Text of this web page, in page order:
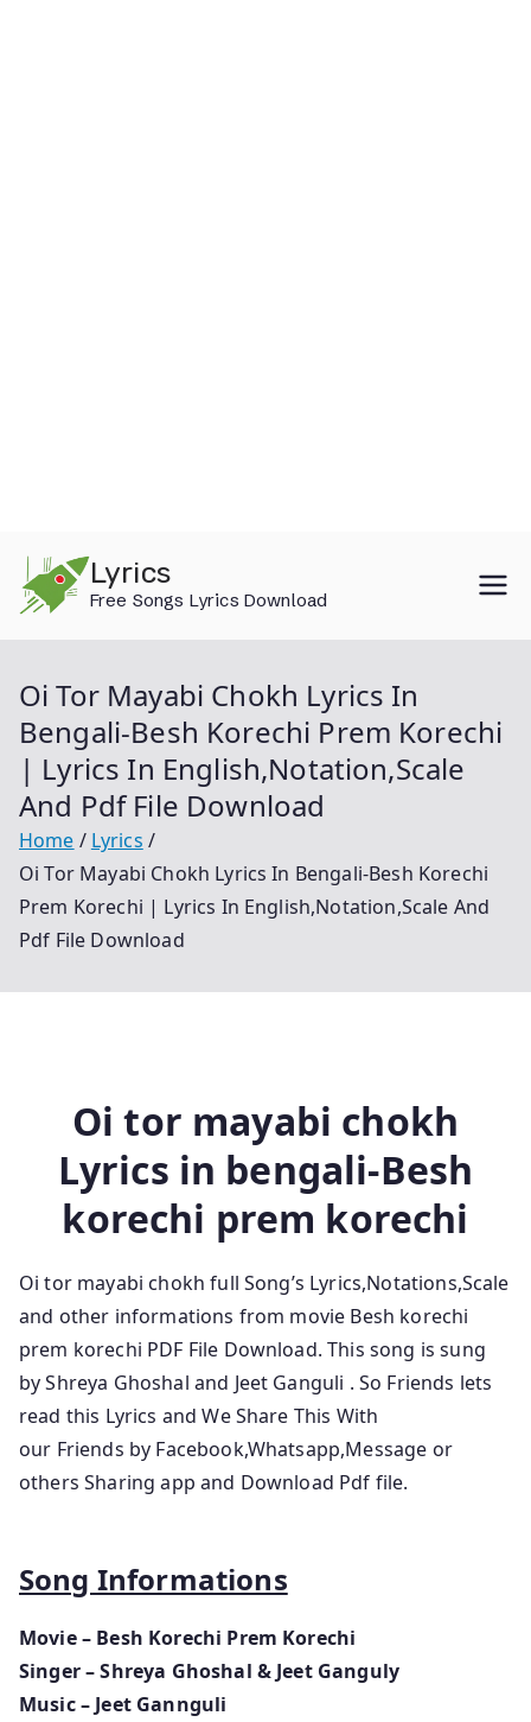
content
Lyrics
Free Songs Lyrics Download
Oi Tor Mayabi Chokh Lyrics In
Bengali-Besh Korechi Prem Korechi
| Lyrics In English,Notation,Scale
And Pdf File Download
Home
Lyrics
Oi Tor Mayabi Chokh Lyrics In Bengali-Besh Korechi
Prem Korechi | Lyrics In English,Notation,Scale And
Pdf File Download
Oi tor mayabi chokh
Lyrics in bengali-Besh
korechi prem korechi
Oi tor mayabi chokh full Song’s Lyrics,Notations,Scale
and other informations from movie Besh korechi
prem korechi PDF File Download. This song is sung
by Shreya Ghoshal and Jeet Ganguli . So Friends lets
read this Lyrics and We Share This With
our Friends by Facebook,Whatsapp,Message or
others Sharing app and Download Pdf file.
Song Informations
Movie – Besh Korechi Prem Korechi
Singer – Shreya Ghoshal & Jeet Ganguly
Music – Jeet Gannguli